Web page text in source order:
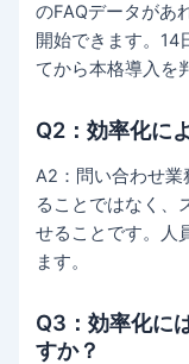
のFAQデータがあ
開始できます。14
てから本格導入を
Q2：効率化に
A2：問い合わせ
ることではなく、
せることです。人
ます。
Q3：効率化に
すか？